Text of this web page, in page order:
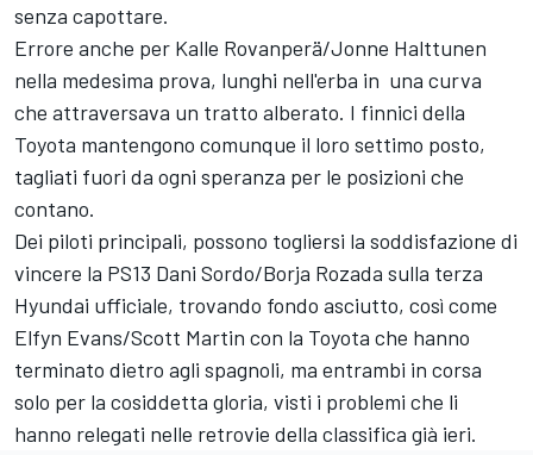
senza capottare.
Errore anche per Kalle Rovanperä/Jonne Halttunen
nella medesima prova, lunghi nell'erba in una curva
che attraversava un tratto alberato. I finnici della
Toyota mantengono comunque il loro settimo posto,
tagliati fuori da ogni speranza per le posizioni che
contano.
Dei piloti principali, possono togliersi la soddisfazione di
vincere la PS13 Dani Sordo/Borja Rozada sulla terza
Hyundai ufficiale, trovando fondo asciutto, così come
Elfyn Evans/Scott Martin con la Toyota che hanno
terminato dietro agli spagnoli, ma entrambi in corsa
solo per la cosiddetta gloria, visti i problemi che li
hanno relegati nelle retrovie della classifica già ieri.